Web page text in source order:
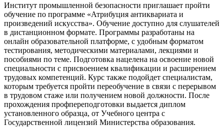
Институт промышленной безопасности приглашает пройти
обучение по программе «Атрибуция антиквариата и
произведений искусства». Обучение доступно для слушателей
в дистанционном формате. Программы разработаны на
онлайн образовательной платформе, с удобным форматом
тестирования, методическими материалами, лекциями и
пособиями по теме. Подготовка нацелена на освоение новой
специальности с присвоением квалификации и расширением
трудовых компетенций. Курс также подойдет специалистам,
которым требуется пройти переобучение в связи с перерывом
в трудовом стаже или получением новой должности. После
прохождения профпереподготовки выдается диплом
установленного образца, от Учебного центра с
Государственной лицензий Министерства образования.